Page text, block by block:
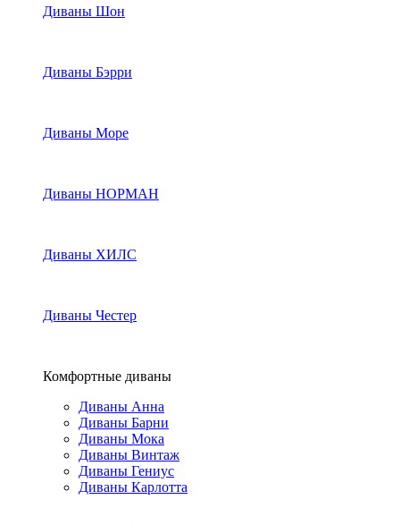
Диваны Шон
Диваны Бэрри
Диваны Море
Диваны НОРМАН
Диваны ХИЛС
Диваны Честер
Комфортные диваны
Диваны Анна
Диваны Барни
Диваны Мока
Диваны Винтаж
Диваны Гениус
Диваны Карлотта